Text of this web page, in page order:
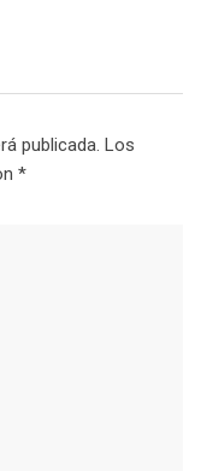
publicada. Los
*